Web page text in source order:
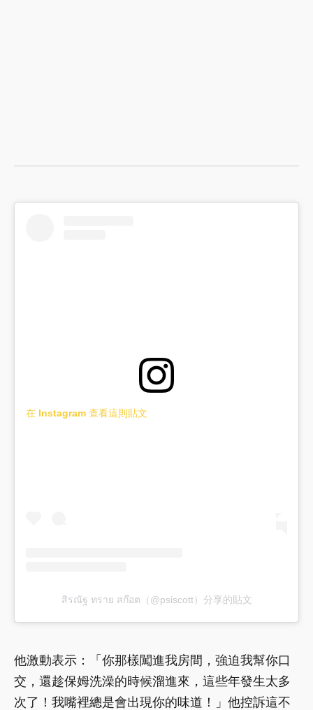
在 Instagram 查看這則貼文
สิรณัฐ ทราย สก๊อต（@psiscott）分享的貼文
他激動表示：「你那樣闖進我房間，強迫我幫你口
交，還趁保姆洗澡的時候溜進來，這些年發生太多
次了！我嘴裡總是會出現你的味道！」他控訴這不